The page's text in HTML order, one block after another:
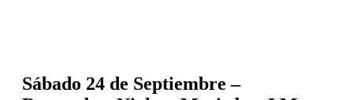
Sábado 24 de Septiembre –